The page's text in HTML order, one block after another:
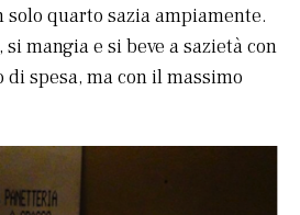
solo quarto sazia ampiamente.
mangia e si beve a sazietà con
spesa, ma con il massimo